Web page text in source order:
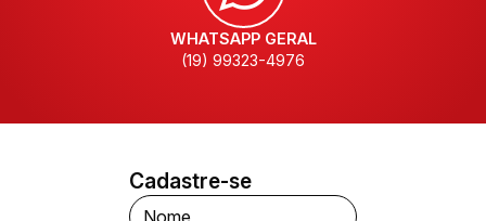
WHATSAPP GERAL
(19) 99323-4976
Cadastre-se
Nome